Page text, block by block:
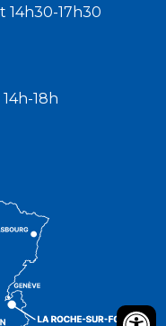
14h30-17h30
18h